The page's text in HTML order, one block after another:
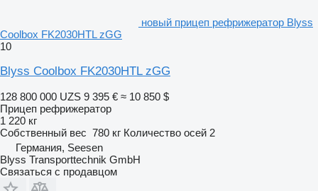
новый прицеп рефрижератор Blyss
Coolbox FK2030HTL zGG
10
Blyss Coolbox FK2030HTL zGG
128 800 000 UZS 9 395 € ≈ 10 850 $
Прицеп рефрижератор
1 220 кг
Собственный вес 780 кг Количество осей 2
Германия, Seesen
Blyss Transporttechnik GmbH
Связаться с продавцом